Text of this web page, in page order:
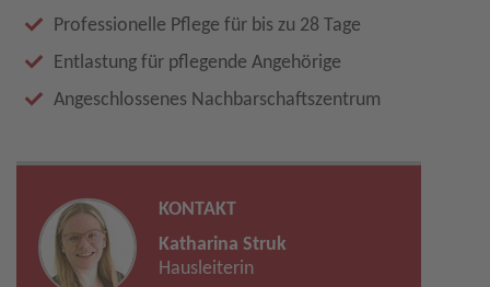
Professionelle Pflege für bis zu 28 Tage
Entlastung für pflegende Angehörige
Angeschlossenes Nachbarschaftszentrum
KONTAKT
Katharina Struk
Hausleiterin